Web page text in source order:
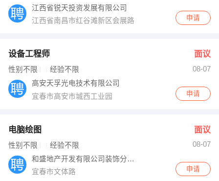
江西省锐天投资发展有限公司
江西省南昌市红谷滩新区会展路（唐宁街）B座11层1115
申请
设备工程师 面议
性别不限 经验不限
08-07
高安天孚光电技术有限公司
宜春市高安市城西工业园
申请
电脑绘图 面议
性别不限 经验不限
08-07
和盛地产开发有限公司装饰分公司
宜春市文体路
申请